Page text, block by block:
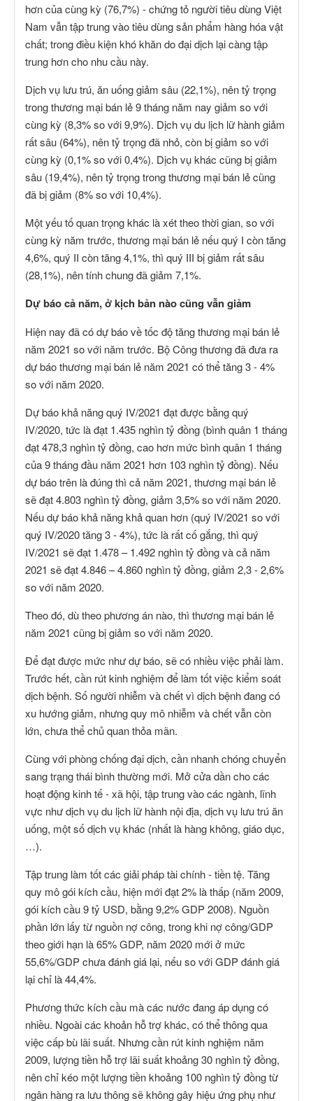
hơn của cùng kỳ (76,7%) - chứng tỏ người tiêu dùng Việt
Nam vẫn tập trung vào tiêu dùng sản phẩm hàng hóa vật
chất; trong điều kiện khó khăn do đại dịch lại càng tập
trung hơn cho nhu cầu này.
Dịch vụ lưu trú, ăn uống giảm sâu (22,1%), nên tỷ trọng
trong thương mại bán lẻ 9 tháng năm nay giảm so với
cùng kỳ (8,3% so với 9,9%). Dịch vụ du lịch lữ hành giảm
rất sâu (64%), nên tỷ trọng đã nhỏ, còn bị giảm so với
cùng kỳ (0,1% so với 0,4%). Dịch vụ khác cũng bị giảm
sâu (19,4%), nên tỷ trọng trong thương mại bán lẻ cũng
đã bị giảm (8% so với 10,4%).
Một yếu tố quan trọng khác là xét theo thời gian, so với
cùng kỳ năm trước, thương mại bán lẻ nếu quý I còn tăng
4,6%, quý II còn tăng 4,1%, thì quý III bị giảm rất sâu
(28,1%), nên tính chung đã giảm 7,1%.
Dự báo cả năm, ở kịch bản nào cũng vẫn giảm
Hiện nay đã có dự báo về tốc độ tăng thương mại bán lẻ
năm 2021 so với năm trước. Bộ Công thương đã đưa ra
dự báo thương mại bán lẻ năm 2021 có thể tăng 3 - 4%
so với năm 2020.
Dự báo khả năng quý IV/2021 đạt được bằng quý
IV/2020, tức là đạt 1.435 nghìn tỷ đồng (bình quân 1 tháng
đạt 478,3 nghìn tỷ đồng, cao hơn mức bình quân 1 tháng
của 9 tháng đầu năm 2021 hơn 103 nghìn tỷ đồng). Nếu
dự báo trên là đúng thì cả năm 2021, thương mại bán lẻ
sẽ đạt 4.803 nghìn tỷ đồng, giảm 3,5% so với năm 2020.
Nếu dự báo khả năng khả quan hơn (quý IV/2021 so với
quý IV/2020 tăng 3 - 4%), tức là rất cố gắng, thì quý
IV/2021 sẽ đạt 1.478 – 1.492 nghìn tỷ đồng và cả năm
2021 sẽ đạt 4.846 – 4.860 nghìn tỷ đồng, giảm 2,3 - 2,6%
so với năm 2020.
Theo đó, dù theo phương án nào, thì thương mại bán lẻ
năm 2021 cũng bị giảm so với năm 2020.
Để đạt được mức như dự báo, sẽ có nhiều việc phải làm.
Trước hết, cần rút kinh nghiệm để làm tốt việc kiểm soát
dịch bệnh. Số người nhiễm và chết vì dịch bệnh đang có
xu hướng giảm, nhưng quy mô nhiễm và chết vẫn còn
lớn, chưa thể chủ quan thỏa mãn.
Cùng với phòng chống đại dịch, cần nhanh chóng chuyển
sang trạng thái bình thường mới. Mở cửa dần cho các
hoạt động kinh tế - xã hội, tập trung vào các ngành, lĩnh
vực như dịch vụ du lịch lữ hành nội địa, dịch vụ lưu trú ăn
uống, một số dịch vụ khác (nhất là hàng không, giáo dục,
…).
Tập trung làm tốt các giải pháp tài chính - tiền tệ. Tăng
quy mô gói kích cầu, hiện mới đạt 2% là thấp (năm 2009,
gói kích cầu 9 tỷ USD, bằng 9,2% GDP 2008). Nguồn
phần lớn lấy từ nguồn nợ công, trong khi nợ công/GDP
theo giới hạn là 65% GDP, năm 2020 mới ở mức
55,6%/GDP chưa đánh giá lại, nếu so với GDP đánh giá
lại chỉ là 44,4%.
Phương thức kích cầu mà các nước đang áp dụng có
nhiều. Ngoài các khoản hỗ trợ khác, có thể thông qua
việc cấp bù lãi suất. Nhưng cần rút kinh nghiệm năm
2009, lượng tiền hỗ trợ lãi suất khoảng 30 nghìn tỷ đồng,
nên chỉ kéo một lượng tiền khoảng 100 nghìn tỷ đồng từ
ngân hàng ra lưu thông sẽ không gây hiệu ứng phụ như